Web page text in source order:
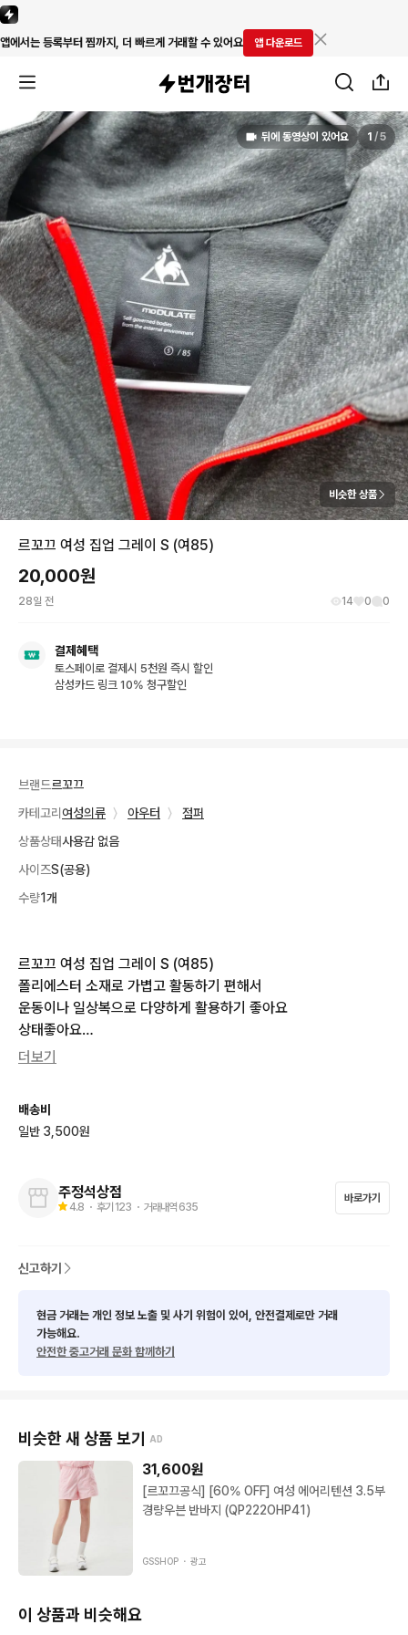
앱에서는 등록부터 찜까지, 더 빠르게 거래할 수 있어요 앱 다운로드
뒤에 동영상이 있어요 1 /5
비슷한 상품
르꼬끄 여성 집업 그레이 S (여85)
20,000원
28일 전 14 0 0
결제혜택
토스페이로 결제시 5천원 즉시 할인
삼성카드 링크 10% 청구할인
브랜드르꼬끄
카테고리 여성의류 〉 아우터 〉
점퍼
상품상태사용감 없음
사이즈S(공용)
수량1개
르꼬끄 여성 집업 그레이 S (여85)
폴리에스터 소재로 가볍고 활동하기 편해서
운동이나 일상복으로 다양하게 활용하기 좋아요
상태좋아요
가슴반품 42 총길이 59
더보기
배송비
일반 3,500원
주정석상점
4.8 ・ 후기 123 ・ 거래내역 635
바로가기
신고하기
현금 거래는 개인 정보 노출 및 사기 위험이 있어, 안전결제로만 거래
가능해요.
안전한 중고거래 문화 함께하기
비슷한 새 상품 보기 AD
31,600원
[르꼬끄공식] [60% OFF] 여성 에어리텐션 3.5부
경량우븐 반바지 (QP222OHP41)
GSSHOP ・ 광고
이 상품과 비슷해요